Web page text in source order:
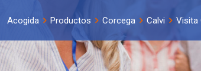
Acogida Productos Corcega Calvi Visita